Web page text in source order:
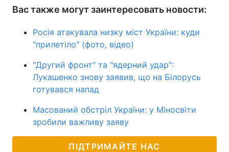
Вас также могут заинтересовать новости:
Росія атакувала низку міст України: куди
"прилетіло" (фото, відео)
"Другий фронт" та "ядерний удар":
Лукашенко знову заявив, що на Білорусь
готувався напад
Масований обстріл України: у Міносвіти
зробили важливу заяву
ПІДТРИМАЙТЕ НАС